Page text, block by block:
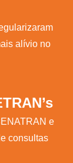
alívio no
e
consultas